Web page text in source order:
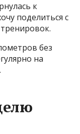
к
поделиться с
без
на